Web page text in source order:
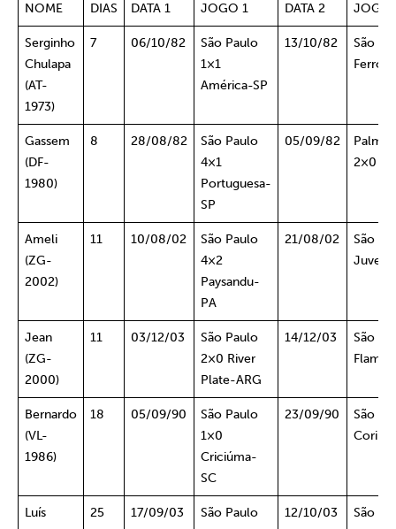
NOME DIAS DATA 1 JOGO 1 DATA 2 JOGO
Serginho
Chulapa
(AT-
1973)
7 06/10/82
São Paulo
1×1
América-SP
13/10/82
São
Gassem
(DF-
1980)
8 28/08/82
São Paulo
4×1
Portuguesa-
SP
05/09/82
2×0
Ameli
(ZG-
2002)
11 10/08/02
São Paulo
4×2
Paysandu-
PA
21/08/02
São
Jean
(ZG-
2000)
11 03/12/03
São Paulo
2×0 River
Plate-ARG
14/12/03
São
Bernardo
(VL-
1986)
18 05/09/90
São Paulo
1×0
Criciúma-
SC
23/09/90
São
Luís
25 17/09/03
São Paulo
12/10/03
São